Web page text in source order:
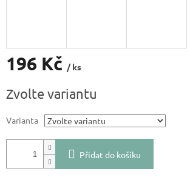
196 Kč / ks
cena:
Zvolte variantu
Varianta
Přidat do košíku